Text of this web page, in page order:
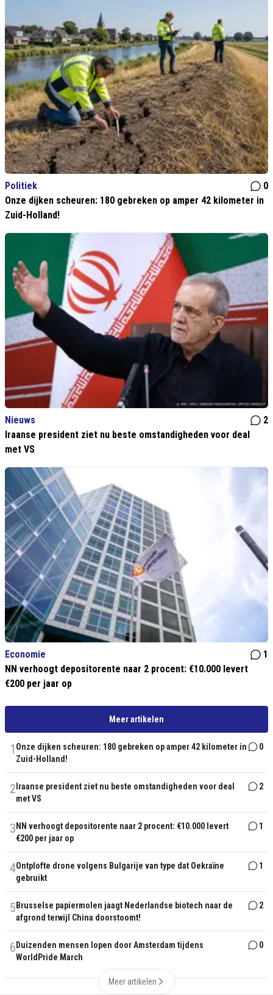
Politiek
0
Onze dijken scheuren: 180 gebreken op amper 42 kilometer in
Zuid-Holland!
Nieuws
2
Iraanse president ziet nu beste omstandigheden voor deal
met VS
Economie
1
NN verhoogt depositorente naar 2 procent: €10.000 levert
€200 per jaar op
Meer artikelen
1 Onze dijken scheuren: 180 gebreken op amper 42 kilometer in
Zuid-Holland!
0
2 Iraanse president ziet nu beste omstandigheden voor deal
met VS
2
3 NN verhoogt depositorente naar 2 procent: €10.000 levert
€200 per jaar op
1
4Ontplofte drone volgens Bulgarije van type dat Oekraïne
gebruikt
1
5 Brusselse papiermolen jaagt Nederlandse biotech naar de
afgrond terwijl China doorstoomt!
2
6 Duizenden mensen lopen door Amsterdam tijdens
WorldPride March
0
Meer artikelen